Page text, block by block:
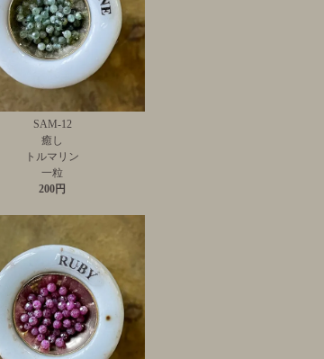
SAM-12
癒し
トルマリン
一粒
200円